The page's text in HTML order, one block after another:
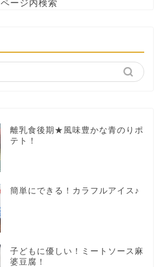
ページ内検索
離乳食後期★風味豊かな青のりポ
テト！
簡単にできる！カラフルアイス♪
子どもに優しい！ミートソース麻
婆豆腐！